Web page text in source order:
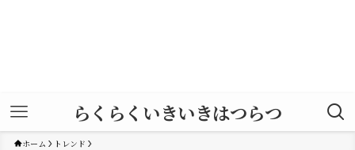
らくらくいきいきはつらつ
ホーム トレンド